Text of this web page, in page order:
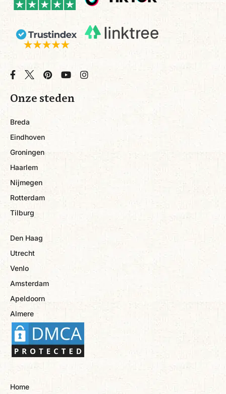
Onze steden
Breda
Eindhoven
Groningen
Haarlem
Nijmegen
Rotterdam
Tilburg
Den Haag
Utrecht
Venlo
Amsterdam
Apeldoorn
Almere
Home